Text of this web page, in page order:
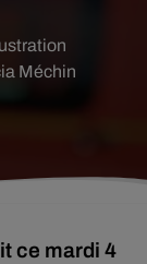
Méchin
ce mardi 4